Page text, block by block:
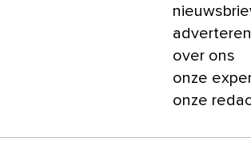
adverteren
over ons
onze
onze